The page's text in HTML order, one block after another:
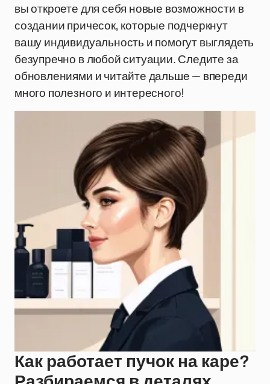
вы откроете для себя новые возможности в
создании причесок, которые подчеркнут
вашу индивидуальность и помогут выглядеть
безупречно в любой ситуации. Следите за
обновлениями и читайте дальше — впереди
много полезного и интересного!
Как работает пучок на каре?